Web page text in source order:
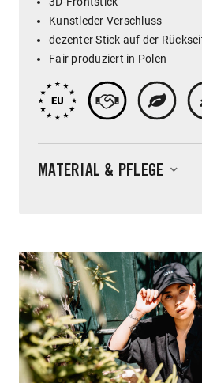
Kunstleder Verschluss
dezenter Stick auf der
Fair produziert in Polen
MATERIAL & PFLEGE